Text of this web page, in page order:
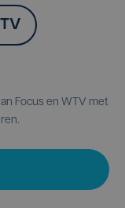
Focus en WTV met